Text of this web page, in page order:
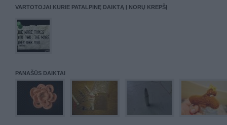
VARTOTOJAI KURIE PATALPINĘ DAIKTĄ Į NORŲ KREPŠĮ
PANAŠŪS DAIKTAI